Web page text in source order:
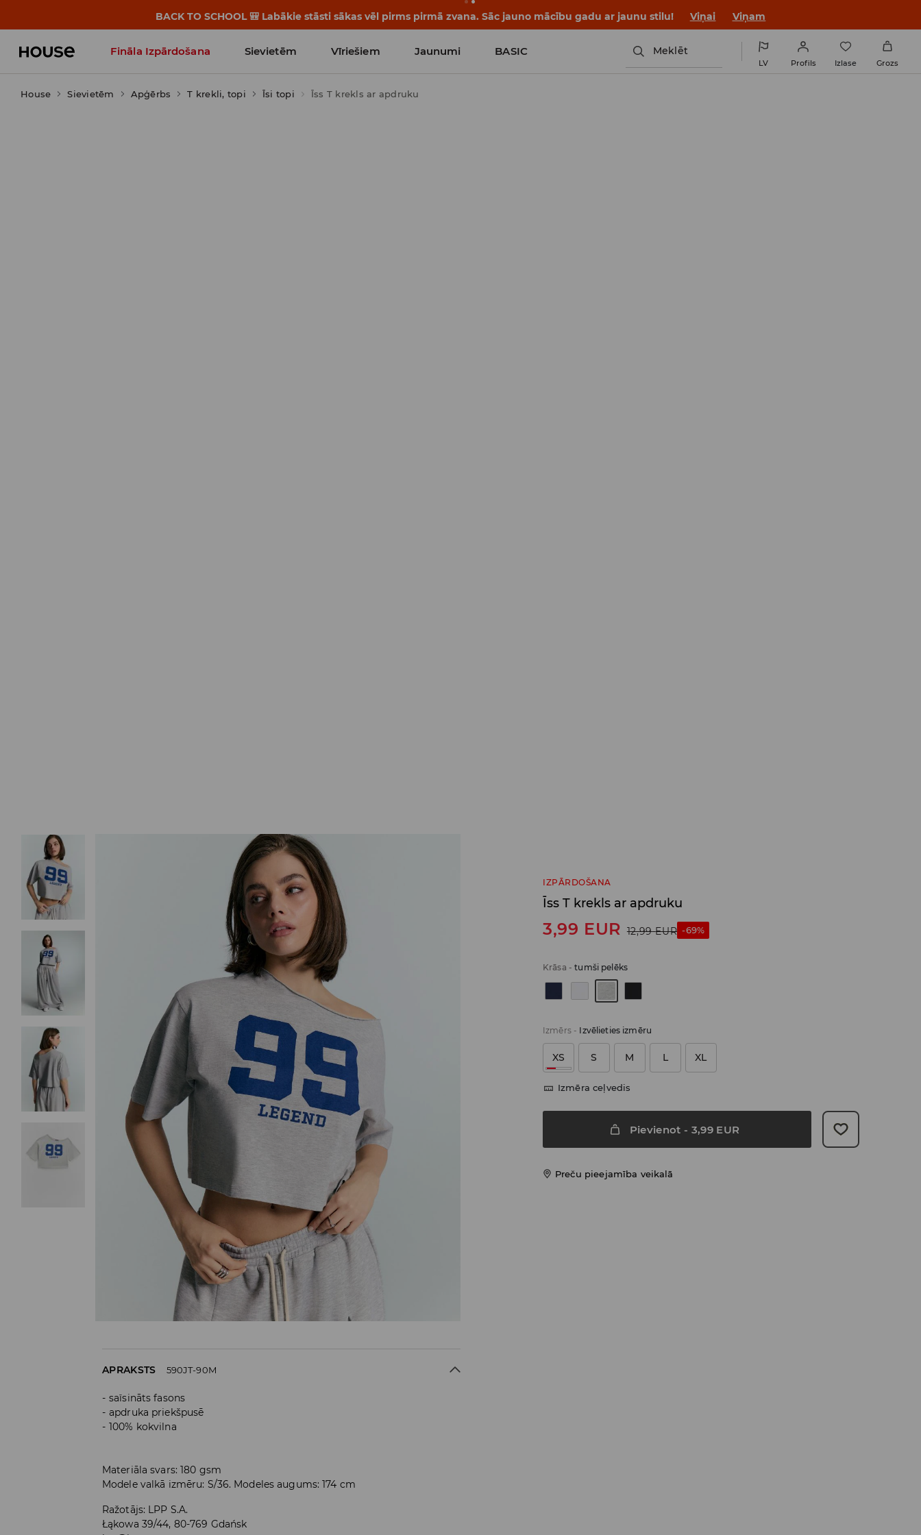
BACK TO SCHOOL 🎒 Labākie stāsti sākas vēl pirms pirmā zvana. Sāc jauno mācību gadu ar jaunu stilu! Viņai Viņam
Fināla Izpārdošana Sievietēm Vīriešiem Jaunumi BASIC
Influencers' Faves
Meklēt
LV Profils Izlase Grozs
House Sievietēm Apģērbs T krekli, topi Īsi topi Īss T krekls ar apdruku
IZPĀRDOŠANA
Īss T krekls ar apdruku
3,99 EUR 12,99 EUR -69%
Krāsa -tumši pelēks
Izmērs- Izvēlieties izmēru
XS S M L XL
Izmēra ceļvedis
Pievienot - 3,99 EUR
Preču pieejamība veikalā
APRAKSTS 590JT-90M
saīsināts fasons
apdruka priekšpusē
100% kokvilna
Materiāla svars: 180 gsm
Modele valkā izmēru: S/36. Modeles augums: 174 cm
Ražotājs: LPP S.A.
Łąkowa 39/44, 80-769 Gdańsk